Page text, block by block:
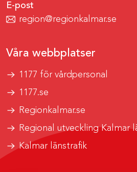
E-post
region@regionkalmar.se
Våra webbplatser
1177 för vårdpersonal
1177.se
Regionkalmar.se
Regional utveckling Kalmar
Kalmar länstrafik